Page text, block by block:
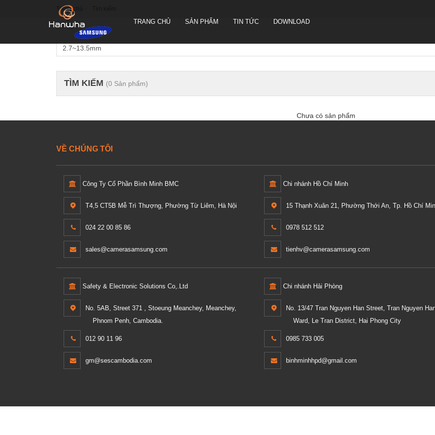
TRANG CHỦ SẢN PHẨM
CAMERA QUAY QUYÉT PTZ
TRUEN HÀN QUỐC
QUỐC
HÌNH SONBS
TIN TỨC DOWNLOAD
Trang chủ
TÌM KIẾM (0 Sản phẩm)
Chưa có sản phẩm
VỀ CHÚNG TÔI
Công Ty Cổ Phần Bình Minh BMC
T4,5 CT5B Mễ Trì Thượng, Phường Từ Liêm, Hà Nội
024 22 00 85 86
sales@camerasamsung.com
Chi nhánh Hồ Chí Minh
15 Thạnh Xuân 21, Phường Thới An, Tp. Hồ Chí
0978 512 512
tienhv@camerasamsung.com
Safety & Electronic Solutions Co,.Ltd
No. 5AB, Street 371 , Stoeung Meanchey, Meanchey,
Phnom Penh, Cambodia.
012 90 11 96
gm@sescambodia.com
Chi nhánh Hải Phòng
No. 13/47 Tran Nguyen Han Street, Tran Nguyen
Ward, Le Tran District, Hai Phong City
0985 733 005
binhminhhpd@gmail.com